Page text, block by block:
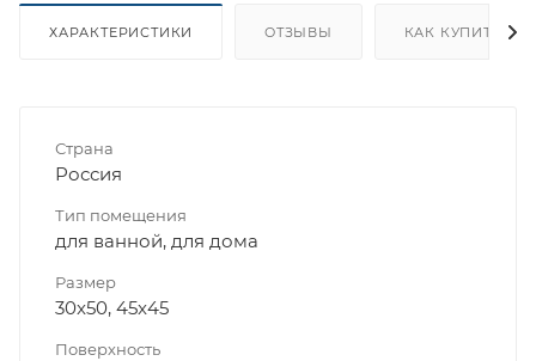
ХАРАКТЕРИСТИКИ ОТЗЫВЫ КАК КУПИТЬ
Страна
Россия
Тип помещения
для ванной, для дома
Размер
30x50, 45x45
Поверхность